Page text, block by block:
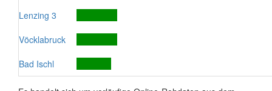
Lenzing 3
Vöcklabruck
Bad Ischl